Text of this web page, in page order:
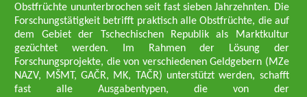
Obstfrüchte ununterbrochen seit fast sieben Jahrzehnten. Die
Forschungstätigkeit betrifft praktisch alle Obstfrüchte, die auf
dem Gebiet der Tschechischen Republik als Marktkultur
gezüchtet werden. Im Rahmen der Lösung der
Forschungsprojekte, die von verschiedenen Geldgebern (MZe
NAZV, MŠMT, GAČR, MK, TAČR) unterstützt werden, schafft
fast alle Ausgabentypen, die von der